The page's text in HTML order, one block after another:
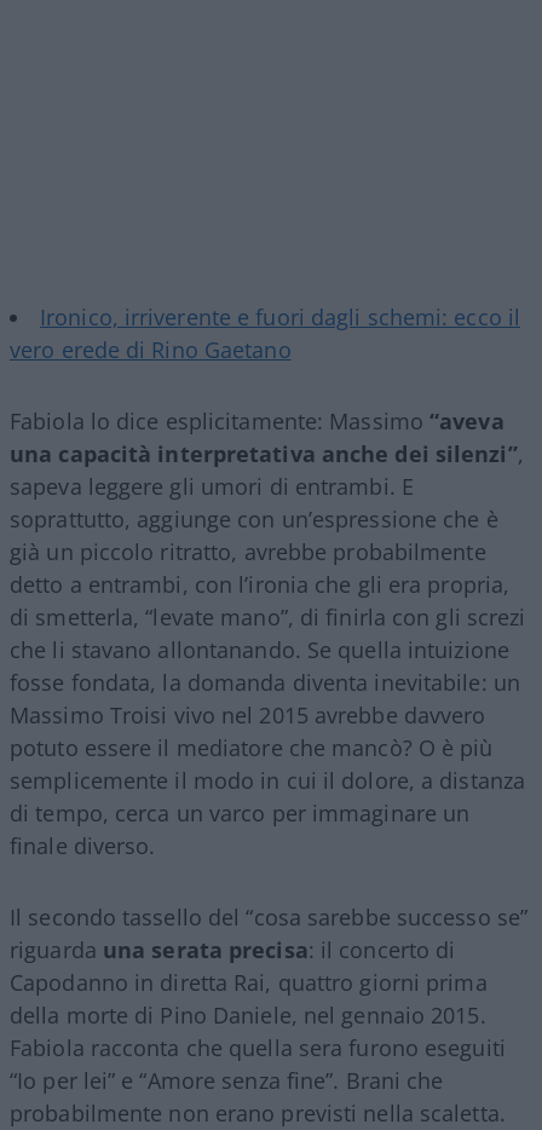
Ironico, irriverente e fuori dagli schemi: ecco il
vero erede di Rino Gaetano
Fabiola lo dice esplicitamente: Massimo “aveva
una capacità interpretativa anche dei silenzi”,
sapeva leggere gli umori di entrambi. E
soprattutto, aggiunge con un’espressione che è
già un piccolo ritratto, avrebbe probabilmente
detto a entrambi, con l’ironia che gli era propria,
di smetterla, “levate mano”, di finirla con gli screzi
che li stavano allontanando. Se quella intuizione
fosse fondata, la domanda diventa inevitabile: un
Massimo Troisi vivo nel 2015 avrebbe davvero
potuto essere il mediatore che mancò? O è più
semplicemente il modo in cui il dolore, a distanza
di tempo, cerca un varco per immaginare un
finale diverso.
Il secondo tassello del “cosa sarebbe successo se”
riguarda una serata precisa: il concerto di
Capodanno in diretta Rai, quattro giorni prima
della morte di Pino Daniele, nel gennaio 2015.
Fabiola racconta che quella sera furono eseguiti
“Io per lei” e “Amore senza fine”. Brani che
probabilmente non erano previsti nella scaletta.